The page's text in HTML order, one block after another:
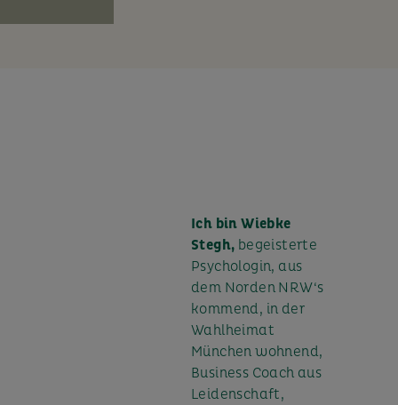
Ich bin Wiebke
Stegh, begeisterte
Psychologin, aus
dem Norden NRW‘s
kommend, in der
Wahlheimat
München wohnend,
Business Coach aus
Leidenschaft,